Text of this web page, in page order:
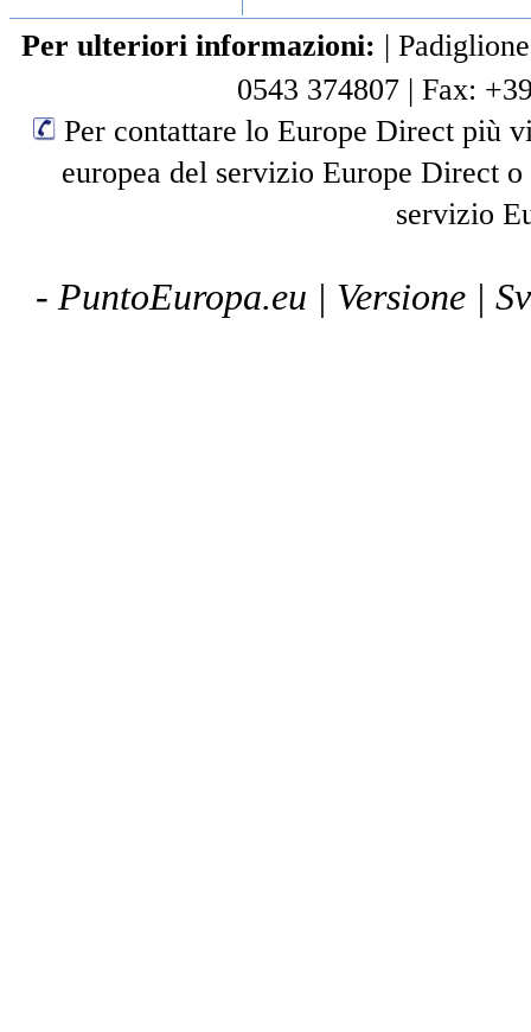
Per ulteriori informazioni: |
0543 374807 | Fax:
Per contattare lo Europe Direct più
europea del servizio Europe Direct
servizio
- PuntoEuropa.eu | Versione |